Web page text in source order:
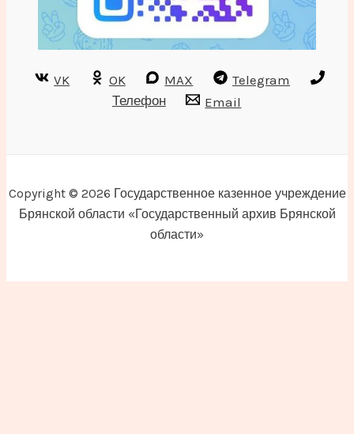
VK OK MAX
Telegram
Телефон
Email
Copyright © 2026 Государственное казенное учреждение
Брянской области «Государственный архив Брянской
области»